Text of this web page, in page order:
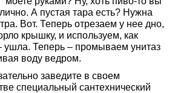
А пустая тара есть? Нужна
Вот. Теперь отрезаем у нее дно,
крышку, и используем, как
ушла. Теперь – промываем унитаз
воду ведром.
заведите в своем
специальный сантехнический